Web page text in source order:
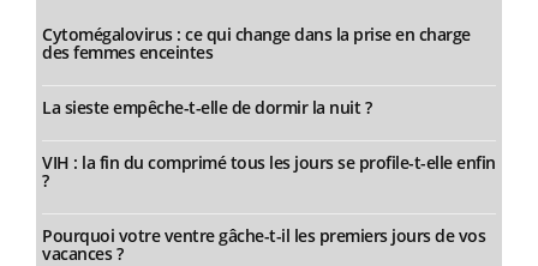
Cytomégalovirus : ce qui change dans la prise en charge
des femmes enceintes
La sieste empêche-t-elle de dormir la nuit ?
VIH : la fin du comprimé tous les jours se profile-t-elle enfin
?
Pourquoi votre ventre gâche-t-il les premiers jours de vos
vacances ?